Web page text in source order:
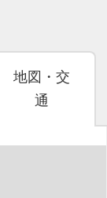
地図・交
通